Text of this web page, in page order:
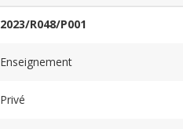
2023/R048/P001
Enseignement
Privé